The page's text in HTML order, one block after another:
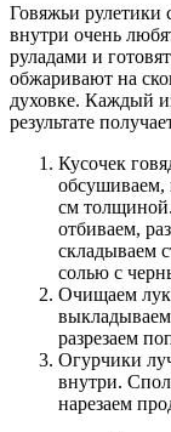
Говяжьи
внутри очень
руладами и
обжаривают на
духовке. Каждый
результате
Кусочек
обсушиваем,
см
отбиваем,
складываем
солью с
Очищаем
разрезаем
Огурчики
внутри.
нарезаем